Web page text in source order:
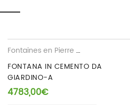
Fontaines en Pierre Reconstituee
FONTANA IN CEMENTO DA
GIARDINO-A
4783,00€